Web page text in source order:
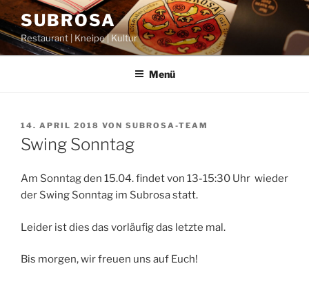
Zum
Inhalt
springen
SUBROSA
Restaurant | Kneipe | Kultur
Menü
VERÖFFENTLICHT
AM
14. APRIL 2018 VON SUBROSA-TEAM
Swing Sonntag
Am Sonntag den 15.04. findet von 13-15:30 Uhr wieder
der Swing Sonntag im Subrosa statt.
Leider ist dies das vorläufig das letzte mal.
Bis morgen, wir freuen uns auf Euch!